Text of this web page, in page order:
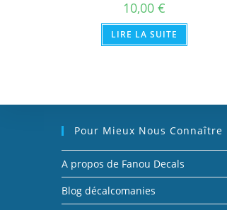
10,00€
LIRE LA SUITE
Pour Mieux Nous Connaître
A propos de Fanou Decals
Blog décalcomanies